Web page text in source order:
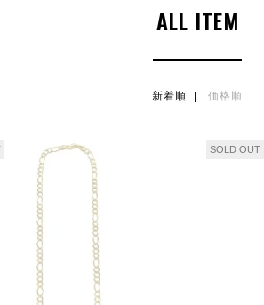
ALL ITEM
新着順 | 価格順
SOLD OUT